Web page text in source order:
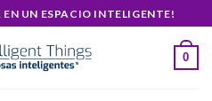
UN ESPACIO INTELIGENTE!
0